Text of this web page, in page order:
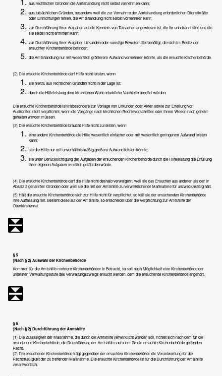
aus rechtlichen Gründen die Amtshandlung nicht selbst vornehmen kann;
aus tatsächlichen Gründen, besonders weil die zur Vornahme der Amtshandlung erforderlichen Dienstkräfte
oder Einrichtungen fehlen, die Amtshandlung nicht selbst vornehmen kann;
zur Durchführung ihrer Aufgaben auf die Kenntnis von Tatsachen angewiesen ist, die ihr unbekannt sind und die
sie selbst nicht ermitteln kann;
zur Durchführung ihrer Aufgaben Urkunden oder sonstige Beweismittel benötigt, die sich im Besitz der
ersuchten Kirchenbehörde befinden;
die Amtshandlung nur mit wesentlich größerem Aufwand vornehmen könnte, als die ersuchte Kirchenbehörde.
(2) Die ersuchte Kirchenbehörde darf Hilfe nicht leisten, wenn
sie hierzu aus rechtlichen Gründen nicht in der Lage ist;
durch die Hilfeleistung dem kirchlichen Wohl erhebliche Nachteile bereitet würden.
Die ersuchte Kirchenbehörde ist insbesondere zur Vorlage von Urkunden oder Akten sowie zur Erteilung von
Auskünften nicht verpflichtet, wenn die Vorgänge nach kirchlichen Rechtsvorschriften oder ihrem Wesen nach geheim
gehalten werden müssen.
(3) Die ersuchte Kirchenbehörde braucht Hilfe nicht zu leisten, wenn
eine andere Kirchenbehörde die Hilfe wesentlich einfacher oder mit wesentlich geringerem Aufwand leisten
kann;
sie die Hilfe nur mit unverhältnismäßig großem Aufwand leisten könnte;
sie unter Berücksichtigung der Aufgaben der ersuchenden Kirchenbehörde durch die Hilfeleistung die Erfüllung
ihrer eigenen Aufgaben ernstlich gefährden würde.
(4) Die ersuchte Kirchenbehörde darf die Hilfe nicht deshalb verweigern, weil sie das Ersuchen aus anderen als den in
Absatz 3 genannten Gründen oder weil sie die mit der Amtshilfe zu verwirklichende Maßnahme für unzweckmäßig hält.
(5) Hält die ersuchte Kirchenbehörde sich zur Hilfe nicht für verpflichtet, so teilt sie der ersuchenden Kirchenbehörde
ihre Auffassung mit. Besteht diese auf der Amtshilfe, so entscheidet über die Verpflichtung zur Amtshilfe der
Oberkirchenrat.
§ 5
(Nach § 2) Auswahl der Kirchenbehörde
Kommen für die Amtshilfe mehrere Kirchenbehörden in Betracht, so soll nach Möglichkeit eine Kirchenbehörde der
untersten Verwaltungsstufe des Verwaltungszweigs ersucht werden, dem die ersuchende Kirchenbehörde angehört.
§ 6
(Nach § 2) Durchführung der Amtshilfe
(1) Die Zulässigkeit der Maßnahme, die durch die Amtshilfe verwirklicht werden soll, richtet sich nach dem für die
ersuchende Kirchenbehörde, die Durchführung der Amtshilfe nach dem für die ersuchte Kirchenbehörde geltenden
Recht.
(2) Die ersuchende Kirchenbehörde trägt gegenüber der ersuchten Kirchenbehörde die Verantwortung für die
Rechtmäßigkeit der zu treffenden Maßnahme. Die ersuchte Kirchenbehörde ist für die Durchführung der Amtshilfe
verantwortlich.